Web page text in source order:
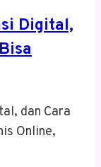
Digital,
dan Cara
Online,